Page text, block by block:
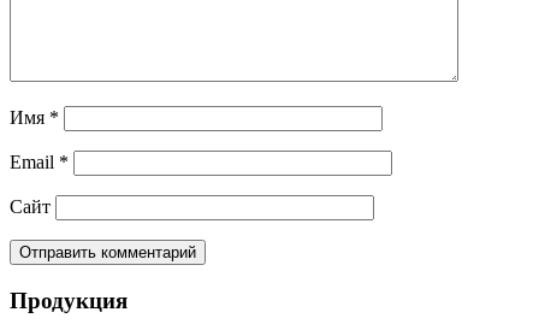
Имя *
Email *
Сайт
Продукция